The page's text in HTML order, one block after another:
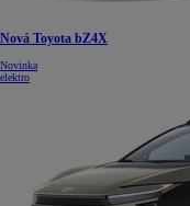
Nová Toyota bZ4X
Novinka
elektro